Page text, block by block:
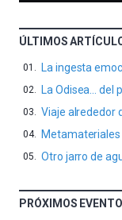
ÚLTIMOS
La ingesta
La Odisea… del
Viaje alrededor
Otro jarro de
PRÓXIMOS